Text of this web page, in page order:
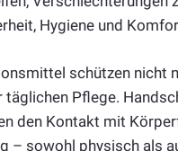
Hygiene und
schützen nicht
täglichen Pflege.
den Kontakt mit
– sowohl physisch als